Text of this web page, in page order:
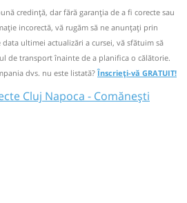
Autogara Fany
07:00Cluj Napoca - Iasi
biletelor pot fi diferite si nu se
aici (21 comentarii)
călătoria ta⤣
Autogara SENS VEST (caii
credinţă, dar fără garanţia de a fi corecte sau
incorectă, vă rugăm să ne anunțați prin
ultimei actualizări a cursei, vă sfătuim să
de transport înainte de a planifica o călătorie.
dvs. nu este listată?Înscrieți-vă GRATUIT!
Cluj Napoca - Comănești